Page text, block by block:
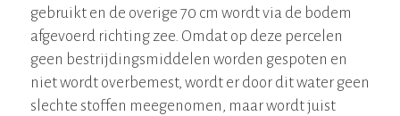
gebruikt en de overige 70 cm wordt via de bodem
afgevoerd richting zee. Omdat op deze percelen
geen bestrijdingsmiddelen worden gespoten en
niet wordt overbemest, wordt er door dit water geen
slechte stoffen meegenomen, maar wordt juist